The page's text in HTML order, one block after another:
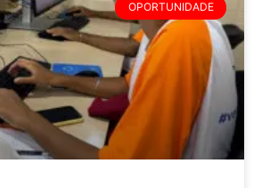
OPORTUNIDADE